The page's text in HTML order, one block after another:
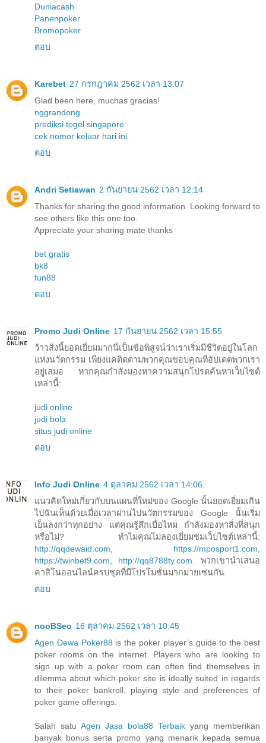
Duniacash
Panenpoker
Bromopoker
ตอบ
Karebet 27 กรกฎาคม 2562 เวลา 13:07
Glad been here, muchas gracias!
nggrandong
prediksi togel singapore
cek nomor keluar hari ini
ตอบ
Andri Setiawan 2 กันยายน 2562 เวลา 12:14
Thanks for sharing the good information. Looking forward to
see others like this one too.
Appreciate your sharing mate thanks
bet gratis
bk8
fun88
ตอบ
Promo Judi Online 17 กันยายน 2562 เวลา 15:55
ว้าวสิ่งนี้ยอดเยี่ยมมากนี่เป็นข้อพิสูจน์ว่าเราเริ่มมีชีวิตอยู่ในโลก
แห่งนวัตกรรม เพียงแค่ติดตามพวกคุณขอบคุณที่อัปเดตพวกเรา
อยู่เสมอ หากคุณกำลังมองหาความสนุกโปรดค้นหาเว็บไซต์
เหล่านี้:
judi online
judi bola
situs judi online
ตอบ
Info Judi Online 4 ตุลาคม 2562 เวลา 14:06
แนวคิดใหม่เกี่ยวกับบนแผนที่ใหม่ของ Google นั้นยอดเยี่ยมเกิน
ไปฉันเห็นด้วยเมื่อเวลาผ่านไปนวัตกรรมของ Google นั้นเริ่ม
เย็นลงกว่าทุกอย่าง แต่คุณรู้สึกเบื่อไหม กำลังมองหาสิ่งที่สนุก
หรือไม่? ทำไมคุณไม่ลองเยี่ยมชมเว็บไซต์เหล่านี้:
http://qqdewaid.com
https://mposport1.com
https://twinbet9.com
http://qq8788ty.com . พวกเขานำเสนอ
คาสิโนออนไลน์ครบชุดที่มีโปรโมชั่นมากมายเช่นกัน
ตอบ
nooBSeo 16 ตุลาคม 2562 เวลา 10:45
Agen Dewa Poker88 is the poker player’s guide to the best
poker rooms on the internet. Players who are looking to
sign up with a poker room can often find themselves in
dilemma about which poker site is ideally suited in regards
to their poker bankroll, playing style and preferences of
poker game offerings.
Salah satu Agen Jasa bola88 Terbaik yang memberikan
banyak bonus serta promo yang menarik kepada semua